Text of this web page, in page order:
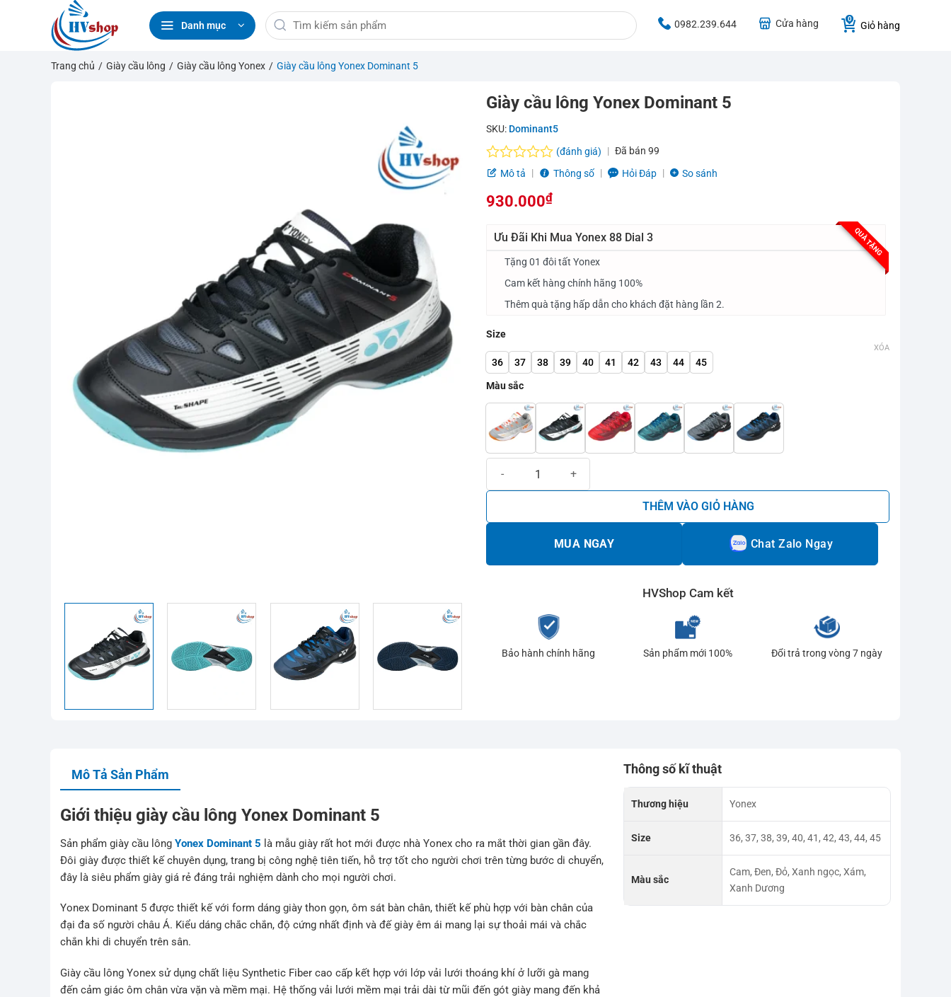
Danh mục
Tìm
kiếm:
0982.239.644 Cửa hàng Giỏ hàng
Trang chủ / Giày cầu lông / Giày cầu lông Yonex / Giày cầu lông Yonex Dominant 5
Giày cầu lông Yonex Dominant 5
SKU: Dominant5
Được
hạng
0.0
sao
(đánh giá) Đã bán99
Mô tả
Thông số Hỏi Đáp So sánh
930.000₫
QUÀ TẶNG
Ưu Đãi Khi Mua Yonex 88 Dial 3
Tặng 01 đôi tất Yonex
Cam kết hàng chính hãng 100%
Thêm quà tặng hấp dẫn cho khách đặt hàng lần 2.
Size
36 37 38 39 40 41 42 43 44 45
Màu sắc
XÓA
THÊM VÀO GIỎ HÀNG
MUA NGAY Chat Zalo Ngay
HVShop Cam kết
Bảo hành chính hãng Sản phẩm mới 100% Đổi trả trong vòng 7 ngày
Mô Tả Sản Phẩm
Giới thiệu giày cầu lông Yonex Dominant 5
Sản phẩm giày cầu lôngYonex Dominant 5 là mẫu giày rất hot mới được nhà Yonex cho ra mắt thời gian gần đây.
Đôi giày được thiết kế chuyên dụng, trang bị công nghệ tiên tiến, hỗ trợ tốt cho người chơi trên từng bước di chuyển,
đây là siêu phẩm giày giá rẻ đáng trải nghiệm dành cho mọi người chơi.
Yonex Dominant 5 được thiết kế với form dáng giày thon gọn, ôm sát bàn chân, thiết kế phù hợp với bàn chân của
đại đa số người châu Á. Kiểu dáng chắc chắn, độ cứng nhất định và đế giày êm ái mang lại sự thoải mái và chắc
chắn khi di chuyển trên sân.
Giày cầu lông Yonex sử dụng chất liệu Synthetic Fiber cao cấp kết hợp với lớp vải lưới thoáng khí ở lưỡi gà mang
đến cảm giác ôm chân vừa vặn và mềm mại. Hệ thống vải lưới mềm mại trải dài từ mũi đến gót giày mang đến khả
Thông số kĩ thuật
Thương hiệu Yonex
Size 36, 37, 38, 39, 40, 41, 42, 43, 44, 45
Màu sắc
Cam, Đen, Đỏ, Xanh ngọc, Xám,
Xanh Dương